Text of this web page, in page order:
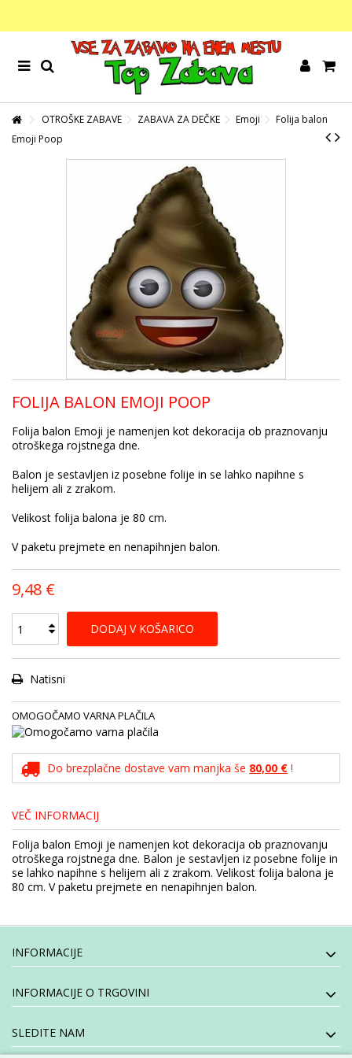
OTROŠKE ZABAVE ZABAVA ZA DEČKE Emoji
Folija balon
Emoji Poop
FOLIJA BALON EMOJI POOP
Folija balon Emoji je namenjen kot dekoracija ob praznovanju
otroškega rojstnega dne.
Balon je sestavljen iz posebne folije in se lahko napihne s
helijem ali z zrakom.
Velikost folija balona je 80 cm.
V paketu prejmete en nenapihnjen balon.
9,48 €
DODAJ V KOŠARICO
Natisni
OMOGOČAMO VARNA PLAČILA
Do brezplačne dostave vam manjka še 80,00 € !
VEČ INFORMACIJ
Folija balon Emoji je namenjen kot dekoracija ob praznovanju
otroškega rojstnega dne. Balon je sestavljen iz posebne folije in
se lahko napihne s helijem ali z zrakom. Velikost folija balona je
80 cm. V paketu prejmete en nenapihnjen balon.
INFORMACIJE
INFORMACIJE O TRGOVINI
SLEDITE NAM